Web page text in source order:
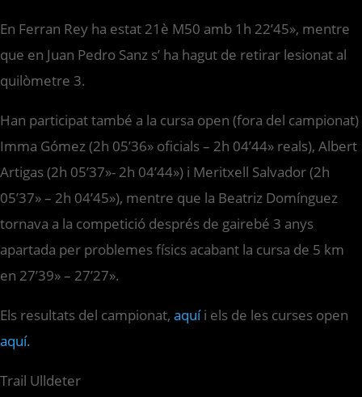
En Ferran Rey ha estat 21è M50 amb 1h 22’45», mentre
que en Juan Pedro Sanz s’ ha hagut de retirar lesionat al
quilòmetre 3.
Han participat també a la cursa open (fora del campionat)
Imma Gómez (2h 05’36» oficials – 2h 04’44» reals), Albert
Artigas (2h 05’37»- 2h 04’44») i Meritxell Salvador (2h
05’37» – 2h 04’45»), mentre que la Beatriz Domínguez
tornava a la competició després de gairebé 3 anys
apartada per problemes físics acabant la cursa de 5 km
en 27’39» – 27’27».
Els resultats del campionat, aquíi els de les curses open
aquí.
Trail Ulldeter